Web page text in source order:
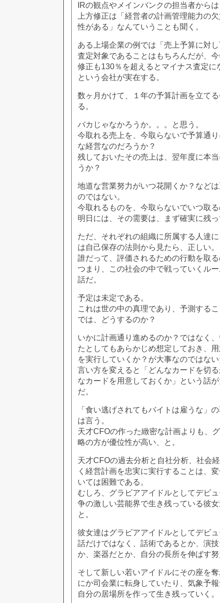
IRの観点やメインバンクの担当者から
上方修正は「経営者の計画管理能力の
性がある」なんていうことも聞く。
ある上場企業の例では「売上予算に対
査定対象であることはもちろんだが、
修正も130％を超えるとマイナス査定に
という会社が実在する。
数ヶ月かけて、１年の予算計画を立て
る。
バカじゃなかろうか。。。と思う。
今取れる売上を、今取らないで予算通
な経営なのだろうか？
残しておいたその売上は、翌年度に本
うか？
地道な営業努力がいつ花開くか？など
のではない。
今取れるものを、今取らないでいつ取
明日には、その需要は、まず確実に残
ただ、それぞれの組織に所属する人達
は自己保存の法則から見たら、正しい。
誰だって、評価されるための行動を取
つまり、この社会の中で戦っていくル
話だ。
予定は未定である。
これは世の中の真理であり、予測する
では、どうするのか？
いかに計画通り進めるのか？ではなく
たとしてもあらかじめ想定しておき、
を実行していくか？が大事なのではな
言い方を変えると「どんなカードを切
なカードを用意しておくか」という話
だ。
「食い逃げされてもバイトは雇うな」
は言う。
天才CFOの作った緻密な計画よりも、
略の方が優位性が高い、と。
天才CFOの過去分析と自社分析、社会
く経営計画を忠実に実行することは、
いては困難である。
むしろ、グラビアアイドルとしてデビ
争の激しい芸能界で生き残っている彼
と。
彼女達はグラビアアイドルとしてデビ
話だけではなく、話術であるとか、演
か、楽器だとか、自分の長所を伸ばす
そして新しい若いアイドルにその座を
にか司会業に転身していたり、気象予
自分の居場所を作って生き残っていく。